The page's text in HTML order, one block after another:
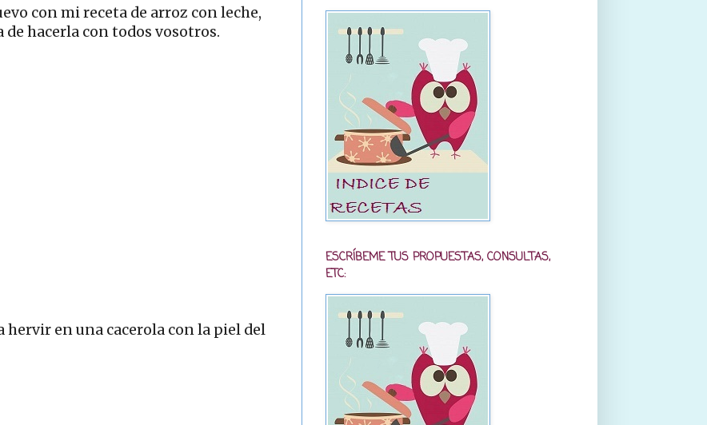
con mi receta de arroz con leche,
hacerla con todos vosotros.
en una cacerola con la piel del
ESCRÍBEME TUS PROPUESTAS, CONSULTAS,
ETC: